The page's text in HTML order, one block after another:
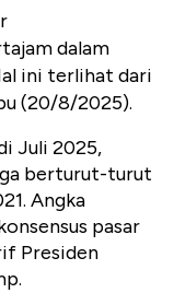
dalam
ini terlihat dari
(20/8/2025).
Juli 2025,
berturut-turut
Angka
pasar
Presiden